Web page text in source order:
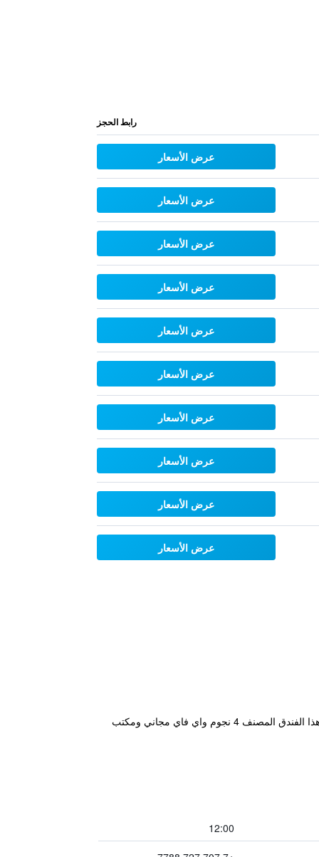
رابط الحجز
عرض الأسعار
عرض الأسعار
عرض الأسعار
عرض الأسعار
عرض الأسعار
عرض الأسعار
عرض الأسعار
عرض الأسعار
عرض الأسعار
عرض الأسعار
يقع مكان إقامة "Elite Apart-Hotel" في أستانا، على بعد 3.9 كم من نصب بايتيريك و7.6 كم من إكسبو 2017 أستانا. يوفر هذا الفندق المصنف 4 نجوم واي فاي مجاني ومكتب
12:00